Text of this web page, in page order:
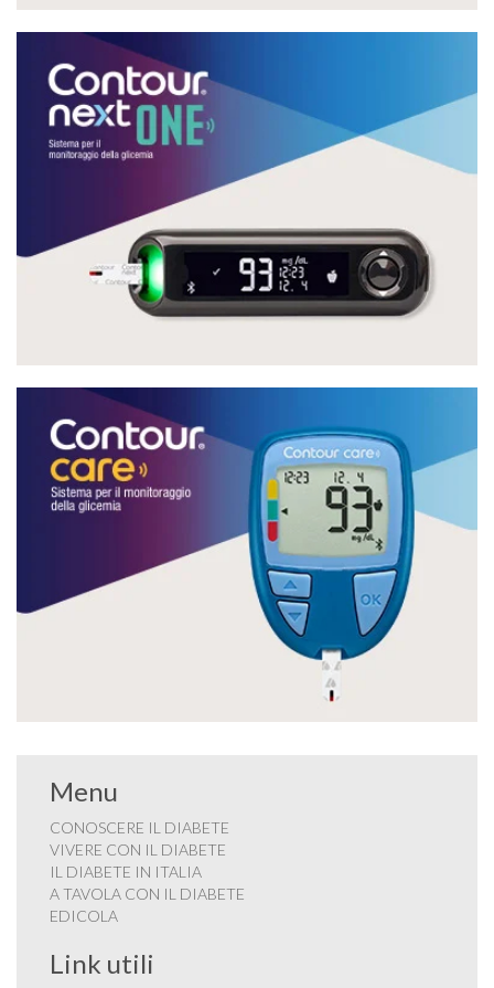
Menu
CONOSCERE IL DIABETE
VIVERE CON IL DIABETE
IL DIABETE IN ITALIA
A TAVOLA CON IL DIABETE
EDICOLA
Link utili